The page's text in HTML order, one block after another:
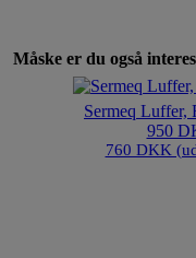
Måske er du også
Sermeq Luffer,
950
760 DKK